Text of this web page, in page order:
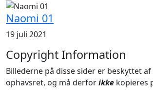
Naomi 01
19 juli 2021
Copyright Information
Billederne på disse sider er beskyttet
ophavsret, og må derforikke kopieres